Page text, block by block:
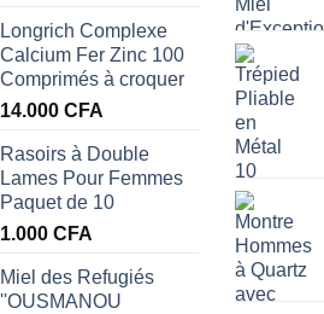
Longrich Complexe
Calcium Fer Zinc 100
Comprimés à croquer
14.000 CFA
Rasoirs à Double
Lames Pour Femmes
Paquet de 10
1.000 CFA
Miel des Refugiés
''OUSMANOU